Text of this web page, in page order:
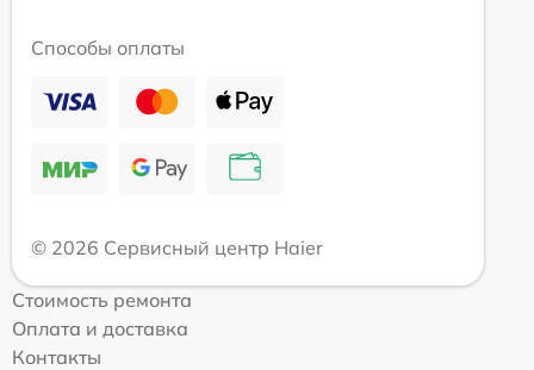
Способы оплаты
© 2026 Сервисный центр Haier
Стоимость ремонта
Оплата и доставка
Контакты